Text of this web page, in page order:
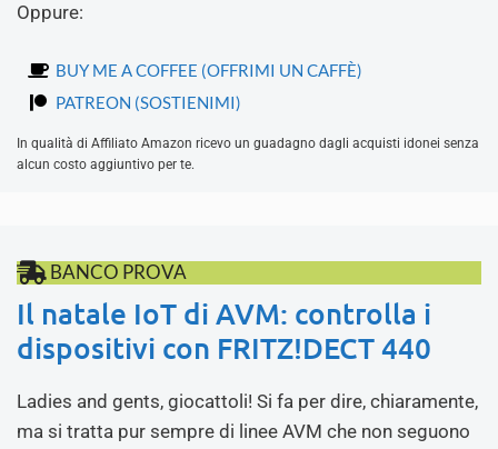
Oppure:
BUY ME A COFFEE (OFFRIMI UN CAFFÈ)
PATREON (SOSTIENIMI)
In qualità di Affiliato Amazon ricevo un guadagno dagli acquisti idonei senza
alcun costo aggiuntivo per te.
BANCO PROVA
Il natale IoT di AVM: controlla i
dispositivi con FRITZ!DECT 440
Ladies and gents, giocattoli! Si fa per dire, chiaramente,
ma si tratta pur sempre di linee AVM che non seguono